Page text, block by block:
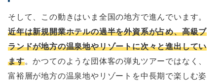
そして、この動きはいま全国の地方で進んでいます。
近年は新規開業ホテルの過半を外資系が占め、高級ブ
ランドが地方の温泉地やリゾートに次々と進出してい
ます。かつてのような団体客の弾丸ツアーではなく、
富裕層が地方の温泉地やリゾートを中長期で楽しむ姿